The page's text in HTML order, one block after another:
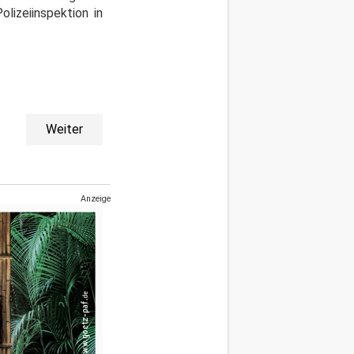
in
Weiter
Anzeige